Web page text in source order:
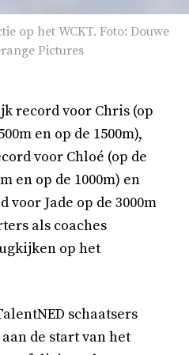
op het WCKT. Foto: Douwe
Pictures
record voor Chris (op
en op de 1500m),
voor Chloé (op de
en op de 1000m) en
voor Jade op de 3000m
als coaches
op het
schaatsers
de start van het